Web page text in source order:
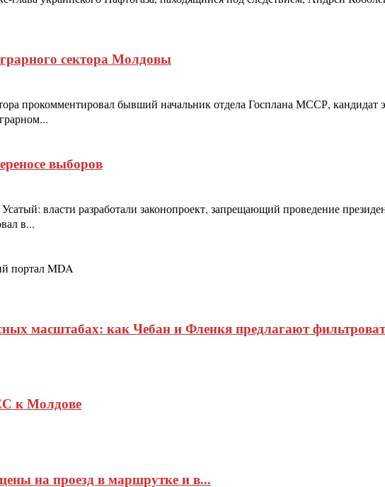
сектора Молдовы
прокомментировал бывший начальник отдела Госплана МССР,
выборов
власти разработали законопроект, запрещающий проведение
в...
портал MDA
масштабах: как Чебан и Фленкя предлагают
к Молдове
на проезд в маршрутке и в...